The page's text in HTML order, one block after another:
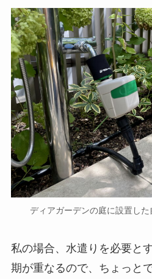
ディアガーデンの庭に設置した
私の場合、水遣りを必要と
期が重なるので、ちょっと